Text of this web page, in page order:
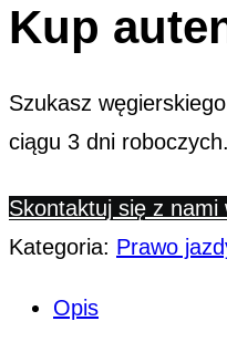
Kup
Szukasz
ciągu 3 dni roboczych.
Skontaktuj się z
Kategoria: Prawo
Opis